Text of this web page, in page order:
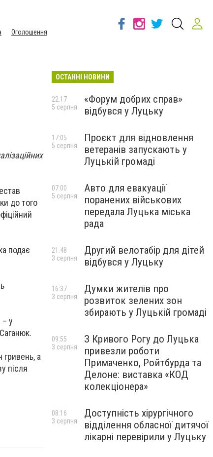
Оголошення
до того
подає
– у
гривень, а
після
ОСТАННІ НОВИНИ
«Форум добрих справ»
відбувся у Луцьку
22:17
5 серпня
Проєкт для відновлення
ветеранів запускають у
Луцькій громаді
17:05
5 серпня
Авто для евакуації
поранених військових
передала Луцька міська
рада
07:00
5 серпня
Другий велотабір для дітей
відбувся у Луцьку
21:48
3 серпня
Думки жителів про
розвиток зелених зон
збирають у Луцькій громаді
16:37
3 серпня
З Кривого Рогу до Луцька
привезли роботи
Примаченко, Ройтбурда та
Делоне: виставка «КОД
колекціонера»
09:55
3 серпня
Доступність хірургічного
відділення обласної дитячої
лікарні перевірили у Луцьку
08:16
3 серпня